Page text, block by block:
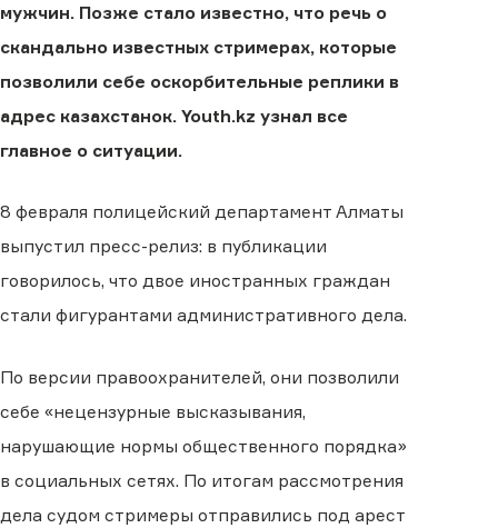
мужчин. Позже стало известно, что речь о
скандально известных стримерах, которые
позволили себе оскорбительные реплики в
адрес казахстанок. Youth.kz узнал все
главное о ситуации.
8 февраля полицейский департамент Алматы
выпустил пресс-релиз: в публикации
говорилось, что двое иностранных граждан
стали фигурантами административного дела.
По версии правоохранителей, они позволили
себе «нецензурные высказывания,
нарушающие нормы общественного порядка»
в социальных сетях. По итогам рассмотрения
дела судом стримеры отправились под арест